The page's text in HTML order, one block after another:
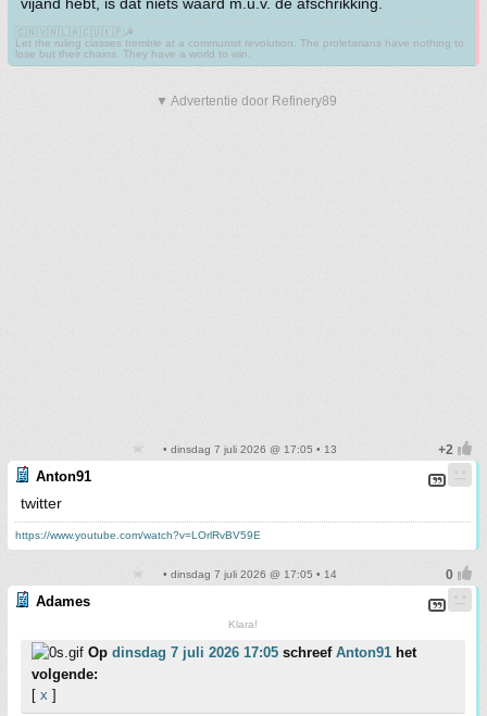
🇨🇳🇻🇳🇱🇦🇨🇺🇰🇵☭
Let the ruling classes tremble at a communist revolution. The proletarians have nothing to
lose but their chains. They have a world to win.
▼ Advertentie door Refinery89
• dinsdag 7 juli 2026 @ 17:05 • 13
Anton91
twitter
https://www.youtube.com/watch?v=LOrlRvBV59E
• dinsdag 7 juli 2026 @ 17:05 • 14
Adames
Klara!
Op dinsdag 7 juli 2026 17:05 schreef Anton91 het
volgende:
[ x ]